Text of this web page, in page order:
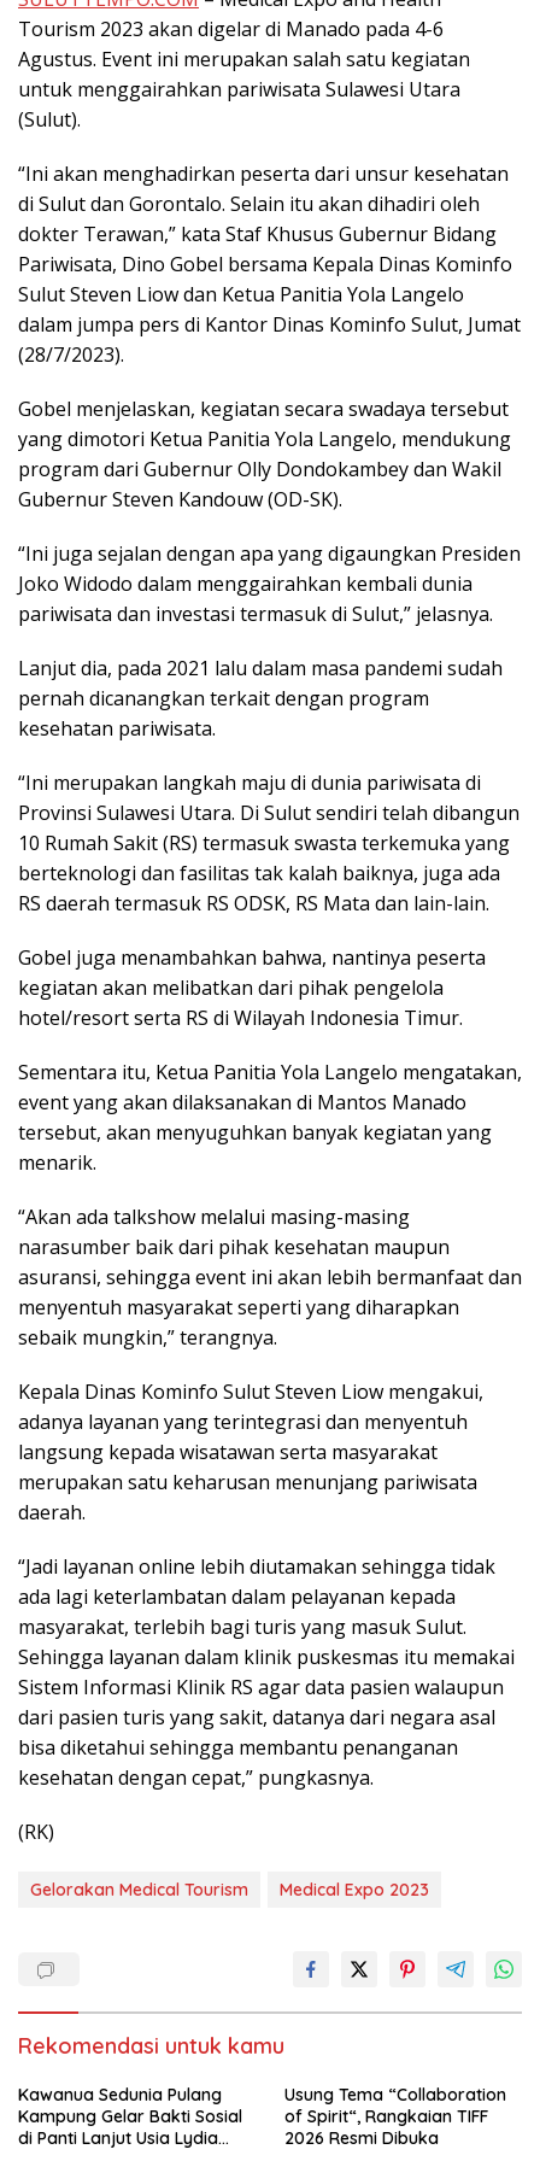
Tourism 2023 akan digelar di Manado pada 4-6
Agustus. Event ini merupakan salah satu kegiatan
untuk menggairahkan pariwisata Sulawesi Utara
(Sulut).
“Ini akan menghadirkan peserta dari unsur kesehatan
di Sulut dan Gorontalo. Selain itu akan dihadiri oleh
dokter Terawan,” kata Staf Khusus Gubernur Bidang
Pariwisata, Dino Gobel bersama Kepala Dinas Kominfo
Sulut Steven Liow dan Ketua Panitia Yola Langelo
dalam jumpa pers di Kantor Dinas Kominfo Sulut, Jumat
(28/7/2023).
Gobel menjelaskan, kegiatan secara swadaya tersebut
yang dimotori Ketua Panitia Yola Langelo, mendukung
program dari Gubernur Olly Dondokambey dan Wakil
Gubernur Steven Kandouw (OD-SK).
“Ini juga sejalan dengan apa yang digaungkan Presiden
Joko Widodo dalam menggairahkan kembali dunia
pariwisata dan investasi termasuk di Sulut,” jelasnya.
Lanjut dia, pada 2021 lalu dalam masa pandemi sudah
pernah dicanangkan terkait dengan program
kesehatan pariwisata.
“Ini merupakan langkah maju di dunia pariwisata di
Provinsi Sulawesi Utara. Di Sulut sendiri telah dibangun
10 Rumah Sakit (RS) termasuk swasta terkemuka yang
berteknologi dan fasilitas tak kalah baiknya, juga ada
RS daerah termasuk RS ODSK, RS Mata dan lain-lain.
Gobel juga menambahkan bahwa, nantinya peserta
kegiatan akan melibatkan dari pihak pengelola
hotel/resort serta RS di Wilayah Indonesia Timur.
Sementara itu, Ketua Panitia Yola Langelo mengatakan,
event yang akan dilaksanakan di Mantos Manado
tersebut, akan menyuguhkan banyak kegiatan yang
menarik.
“Akan ada talkshow melalui masing-masing
narasumber baik dari pihak kesehatan maupun
asuransi, sehingga event ini akan lebih bermanfaat dan
menyentuh masyarakat seperti yang diharapkan
sebaik mungkin,” terangnya.
Kepala Dinas Kominfo Sulut Steven Liow mengakui,
adanya layanan yang terintegrasi dan menyentuh
langsung kepada wisatawan serta masyarakat
merupakan satu keharusan menunjang pariwisata
daerah.
“Jadi layanan online lebih diutamakan sehingga tidak
ada lagi keterlambatan dalam pelayanan kepada
masyarakat, terlebih bagi turis yang masuk Sulut.
Sehingga layanan dalam klinik puskesmas itu memakai
Sistem Informasi Klinik RS agar data pasien walaupun
dari pasien turis yang sakit, datanya dari negara asal
bisa diketahui sehingga membantu penanganan
kesehatan dengan cepat,” pungkasnya.
(RK)
Gelorakan Medical Tourism Medical Expo 2023
Rekomendasi untuk kamu
Kawanua Sedunia Pulang
Kampung Gelar Bakti Sosial
di Panti Lanjut Usia Lydia
Usung Tema “Collaboration
of Spirit“, Rangkaian TIFF
2026 Resmi Dibuka